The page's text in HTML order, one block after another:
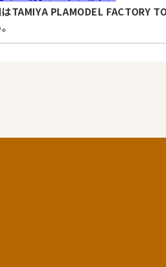
TAMIYA PLAMODEL FACTORY